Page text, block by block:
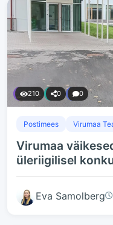
210 0 0
Postimees Virumaa
Virumaa
üleriigilisel
Eva Samolberg